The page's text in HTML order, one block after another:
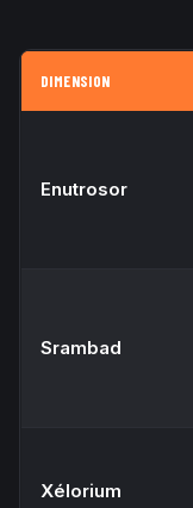
DIMENSION
Enutrosor
Srambad
Xélorium